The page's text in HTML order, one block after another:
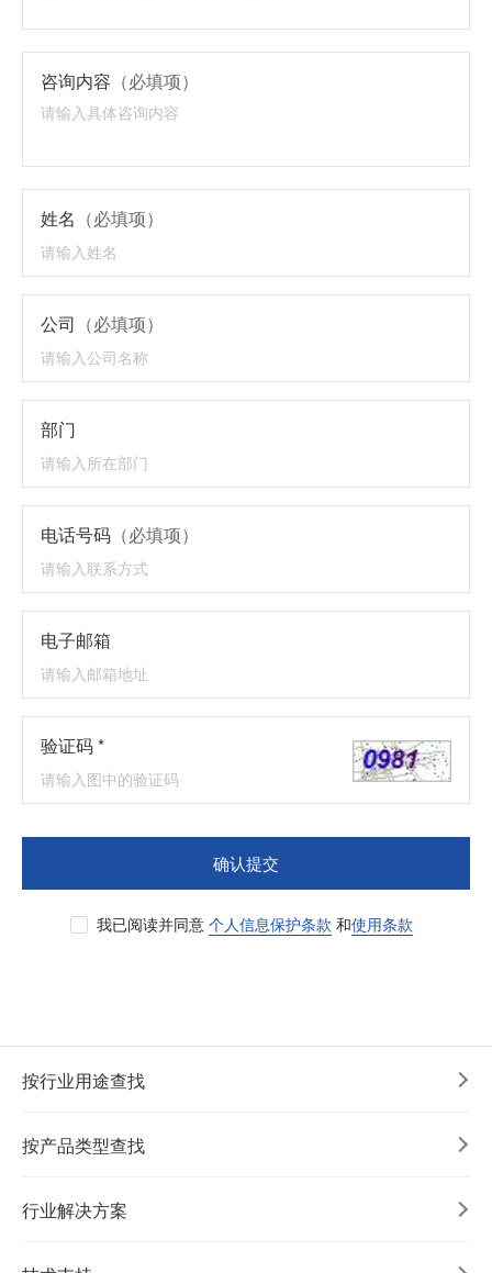
咨询内容 （必填项）
姓名 （必填项）
公司 （必填项）
部门
电话号码 （必填项）
电子邮箱
验证码 *
确认提交
我已阅读并同意 个人信息保护条款 和使用条款
按行业用途查找
按产品类型查找
行业解决方案